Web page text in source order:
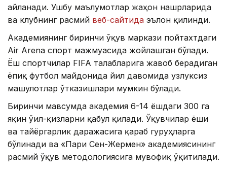
айланади. Ушбу маълумотлар жаҳон нашрларида
ва клубнинг расмий веб-сайтида эълон қилинди.
Академиянинг биринчи ўқув маркази пойтахтдаги
Air Arena спорт мажмуасида жойлашган бўлади.
Ёш спортчилар FIFA талабларига жавоб берадиган
ёпиқ футбол майдонида йил давомида узлуксиз
машғулотлар ўтказишлари мумкин бўлади.
Биринчи мавсумда академия 6-14 ёшдаги 300 га
яқин ўғил-қизларни қабул қилади. Ўқувчилар ёши
ва тайёргарлик даражасига қараб гуруҳларга
бўлинади ва «Пари Сен-Жермен» академиясининг
расмий ўқув методологиясига мувофиқ ўқитилади.